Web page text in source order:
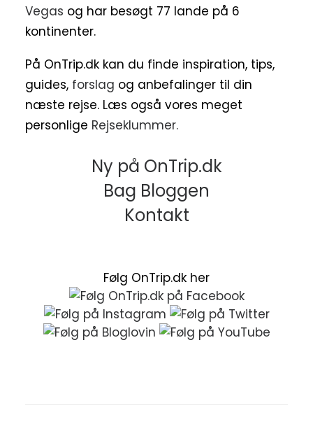
Vegas og har besøgt 77 lande på 6
kontinenter.
På OnTrip.dk kan du finde inspiration, tips,
guides, forslag og anbefalinger til din
næste rejse. Læs også vores meget
personlige Rejseklummer.
Ny på OnTrip.dk
Bag Bloggen
Kontakt
Følg OnTrip.dk her